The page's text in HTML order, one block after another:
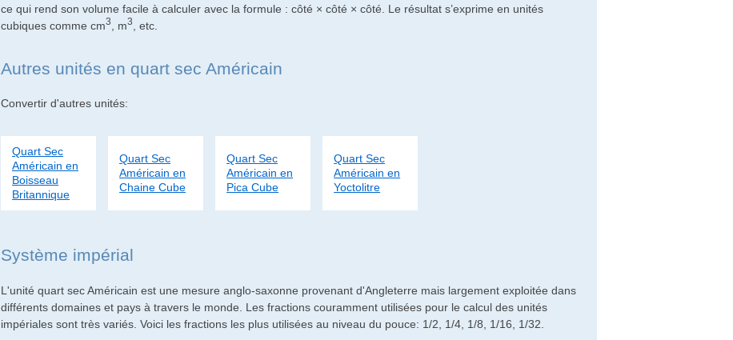
ce qui rend son volume facile à calculer avec la formule : côté × côté × côté. Le résultat s’exprime en unités
cubiques comme cm3 , m3 , etc.
Autres unités en quart sec Américain
Convertir d'autres unités:
Quart Sec
Américain en
Boisseau
Britannique
Quart Sec
Américain en
Chaine Cube
Quart Sec
Américain en
Pica Cube
Quart Sec
Américain en
Yoctolitre
Système impérial
L'unité quart sec Américain est une mesure anglo-saxonne provenant d'Angleterre mais largement exploitée dans
différents domaines et pays à travers le monde. Les fractions couramment utilisées pour le calcul des unités
impériales sont très variés. Voici les fractions les plus utilisées au niveau du pouce: 1/2, 1/4, 1/8, 1/16, 1/32.